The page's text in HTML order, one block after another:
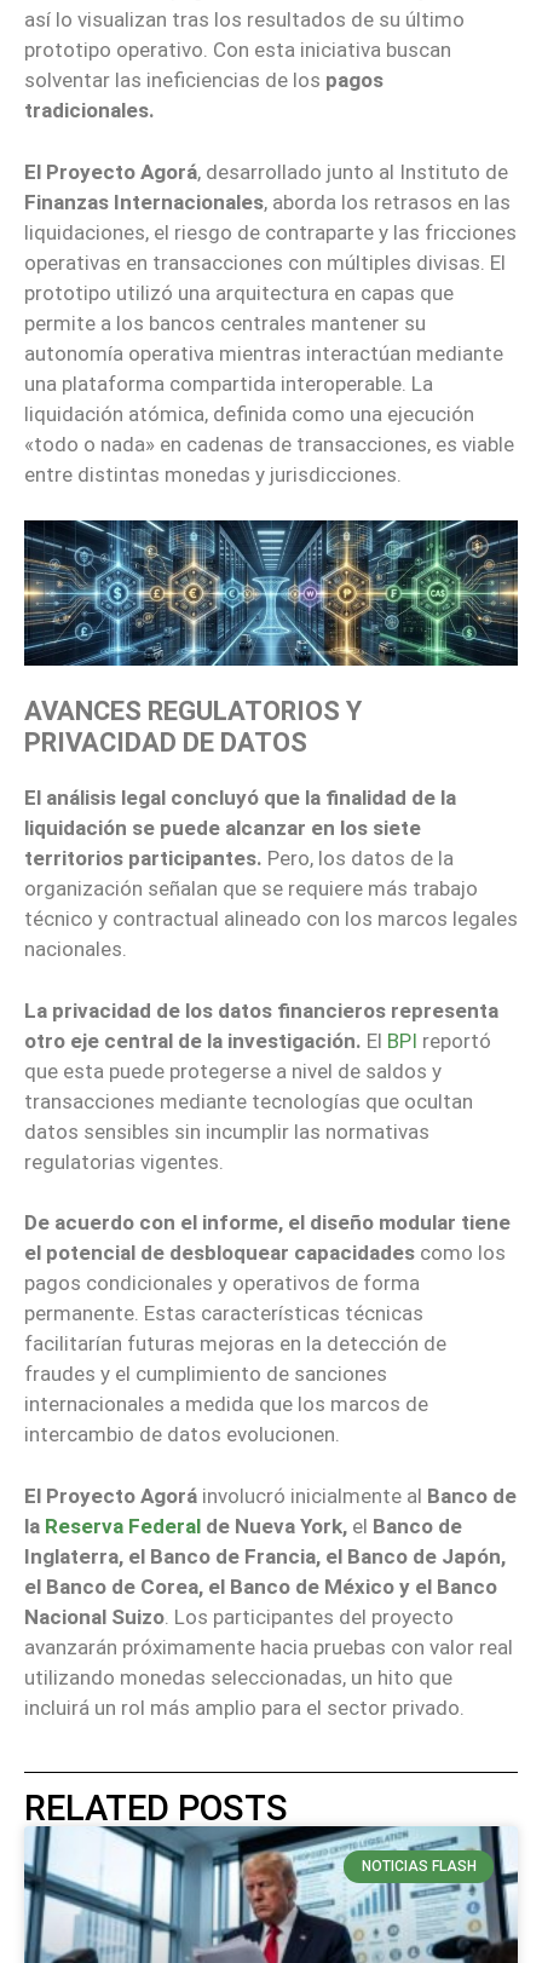
así lo visualizan tras los resultados de su último
prototipo operativo. Con esta iniciativa buscan
solventar las ineficiencias de los pagos
tradicionales.
El Proyecto Agorá, desarrollado junto al Instituto de
Finanzas Internacionales, aborda los retrasos en las
liquidaciones, el riesgo de contraparte y las fricciones
operativas en transacciones con múltiples divisas. El
prototipo utilizó una arquitectura en capas que
permite a los bancos centrales mantener su
autonomía operativa mientras interactúan mediante
una plataforma compartida interoperable. La
liquidación atómica, definida como una ejecución
«todo o nada» en cadenas de transacciones, es viable
entre distintas monedas y jurisdicciones.
AVANCES REGULATORIOS Y
PRIVACIDAD DE DATOS
El análisis legal concluyó que la finalidad de la
liquidación se puede alcanzar en los siete
territorios participantes. Pero, los datos de la
organización señalan que se requiere más trabajo
técnico y contractual alineado con los marcos legales
nacionales.
La privacidad de los datos financieros representa
otro eje central de la investigación. El BPI reportó
que esta puede protegerse a nivel de saldos y
transacciones mediante tecnologías que ocultan
datos sensibles sin incumplir las normativas
regulatorias vigentes.
De acuerdo con el informe, el diseño modular tiene
el potencial de desbloquear capacidades como los
pagos condicionales y operativos de forma
permanente. Estas características técnicas
facilitarían futuras mejoras en la detección de
fraudes y el cumplimiento de sanciones
internacionales a medida que los marcos de
intercambio de datos evolucionen.
El Proyecto Agorá involucró inicialmente al Banco de
la Reserva Federal de Nueva York, el Banco de
Inglaterra, el Banco de Francia, el Banco de Japón,
el Banco de Corea, el Banco de México y el Banco
Nacional Suizo . Los participantes del proyecto
avanzarán próximamente hacia pruebas con valor real
utilizando monedas seleccionadas, un hito que
incluirá un rol más amplio para el sector privado.
RELATED POSTS
NOTICIAS FLASH